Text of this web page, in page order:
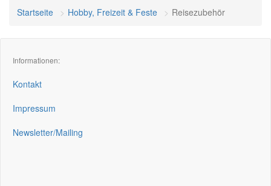
Startseite Hobby, Freizeit & Feste Reisezubehör
Informationen:
Kontakt
Impressum
Newsletter/Mailing